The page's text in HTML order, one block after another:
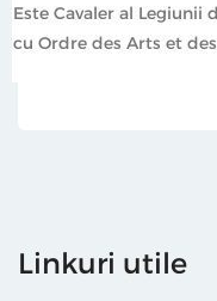
Este Cavaler al Legiunii
cu Ordre des Arts et
Linkuri utile